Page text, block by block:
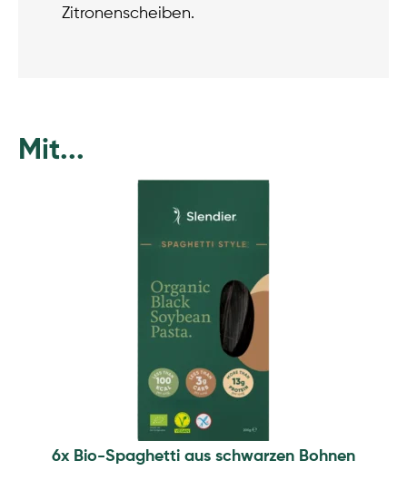
Zitronenscheiben.
Mit...
6x Bio-Spaghetti aus schwarzen Bohnen